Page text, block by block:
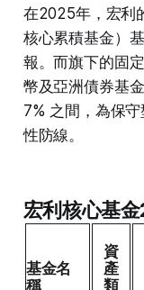
在2025年，宏利
核心累積基金）
報。而旗下的固
幣及亞洲債券基
7% 之間，為保
性防線。
宏利核心基
基金名
稱
資
產
類